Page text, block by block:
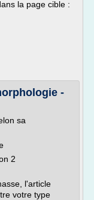
la page cible :
-
sa
2
l'article
votre type